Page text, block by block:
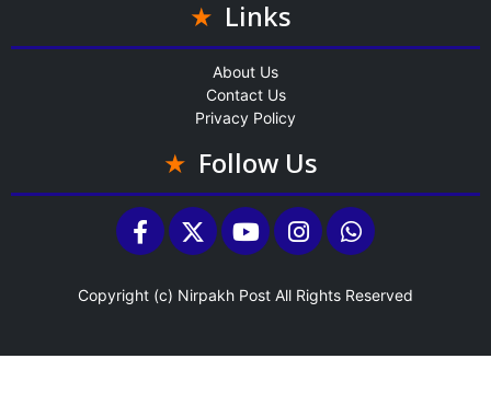
Links
About Us
Contact Us
Privacy Policy
Follow Us
Copyright (c) Nirpakh Post All Rights Reserved